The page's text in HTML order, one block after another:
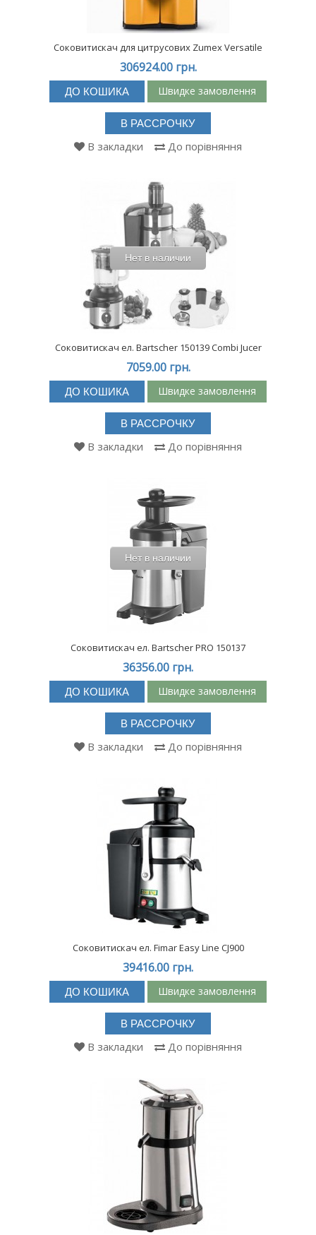
Соковитискач для цитрусових Zumex Versatile
306924.00 грн.
ДО КОШИКА Швидке замовлення
В РАССРОЧКУ
В закладки До порівняння
Нет в наличии
Соковитискач ел. Bartscher 150139 Combi Jucer
7059.00 грн.
ДО КОШИКА Швидке замовлення
В РАССРОЧКУ
В закладки До порівняння
Нет в наличии
Соковитискач ел. Bartscher PRO 150137
36356.00 грн.
ДО КОШИКА Швидке замовлення
В РАССРОЧКУ
В закладки До порівняння
Соковитискач ел. Fimar Easy Line CJ900
39416.00 грн.
ДО КОШИКА Швидке замовлення
В РАССРОЧКУ
В закладки До порівняння